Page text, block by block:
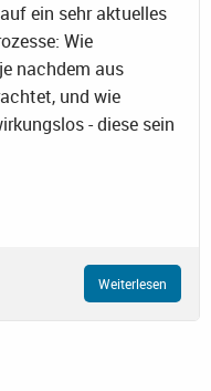
ein sehr aktuelles
Wie
nachdem aus
und wie
- diese sein
Weiterlesen